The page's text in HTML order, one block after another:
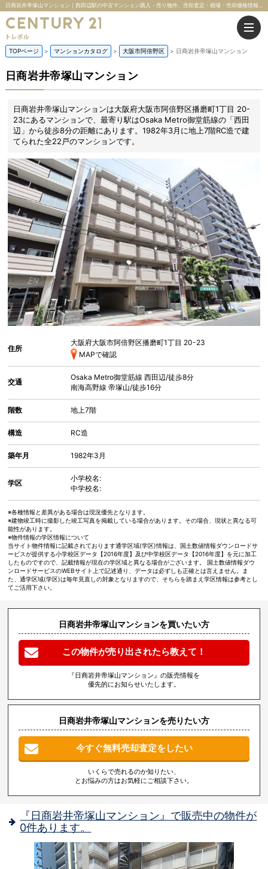
TOPページ マンションカタログ 大阪市阿倍野区 日商岩井帝塚山マンション
日商岩井帝塚山マンション
日商岩井帝塚山マンションは大阪府大阪市阿倍野区播磨町1丁目 20-
23にあるマンションで、最寄り駅はOsaka Metro御堂筋線の「西田
辺」から徒歩8分の距離にあります。1982年3月に地上7階RC造で建
てられた全22戸のマンションです。
住所
大阪府大阪市阿倍野区播磨町1丁目 20-23
MAPで確認
交通
Osaka Metro御堂筋線西田辺/徒歩8分
南海高野線帝塚山/徒歩16分
階数 地上7階
構造 RC造
築年月 1982年3月
学区
小学校名:
中学校名:
※各種情報と差異がある場合は現況優先となります。
※建物竣工時に撮影した竣工写真を掲載している場合があります。その場合、現状と異なる可
能性があります。
※物件情報の学区情報について
当サイト物件情報に記載されております通学区域(学区)情報は、国土数値情報ダウンロードサ
ービスが提供する小学校区データ【2016年度】及び中学校区データ【2016年度】を元に加工
したものですので、記載情報が現在の学区域と異なる場合がございます。 国土数値情報ダウ
ンロードサービスのWEBサイト上で記述通り、データは必ずしも正確とは言えません。ま
た、通学区域(学区)は毎年見直しの対象となりますので、そちらを踏まえ学区情報は参考とし
てご活用下さい。
日商岩井帝塚山マンションを買いたい方
この物件が売り出されたら教えて！
『日商岩井帝塚山マンション』の販売情報を
優先的にお知らせいたします。
日商岩井帝塚山マンションを売りたい方
今すぐ無料売却査定をしたい
いくらで売れるのか知りたい、
とお悩みの方はお気軽にご相談下さい。
『日商岩井帝塚山マンション』で販売中の物件が
0件あります。